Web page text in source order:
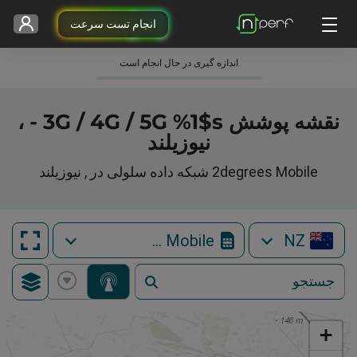
انجام تست سرعت
اندازه گیری در حال انجام است
نقشه پوشش 3G / 4G / 5G %1$s - ،
نیوزیلند
2degrees Mobile شبکه داده سلولی در , نیوزیلند
NZ
2degrees Mobile
+